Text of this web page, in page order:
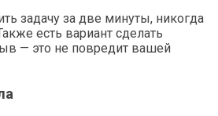
задачу за две минуты, никогда
есть вариант сделать
— это не повредит вашей